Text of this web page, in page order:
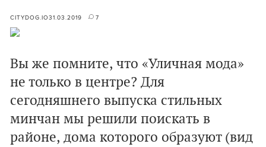
CITYDOG.IO31.03.2019 7
Вы же помните, что «Уличная мода»
не только в центре? Для
сегодняшнего выпуска стильных
минчан мы решили поискать в
районе, дома которого образуют (вид